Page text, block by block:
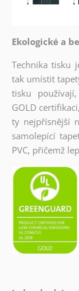
Ekologické a
Technika tisku
tak umístit
tisku používají,
GOLD
ty nejpřísnější
samolepící
PVC, přičemž